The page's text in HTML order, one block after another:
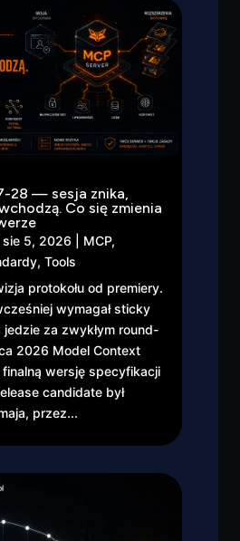
28 — sesja znika,
Co się zmienia
sie 5, 2026 MCP,
, Tools
protokołu od premiery.
wymagał sticky
za zwykłym round-
2026 Model Context
finalną wersję specyfikacji
candidate był
przez...